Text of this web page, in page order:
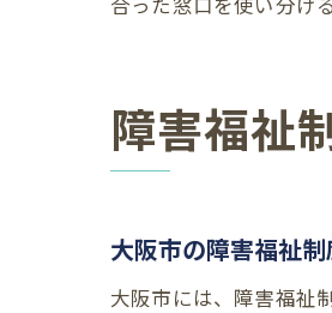
障害福祉
大阪市の障害福祉
大阪市には、障害福祉